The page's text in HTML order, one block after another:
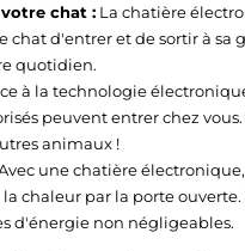
chat : La chatière
chat d'entrer et de sortir à sa
quotidien.
à la technologie
peuvent entrer chez
animaux !
une chatière
chaleur par la porte ouverte.
d'énergie non négligeables.